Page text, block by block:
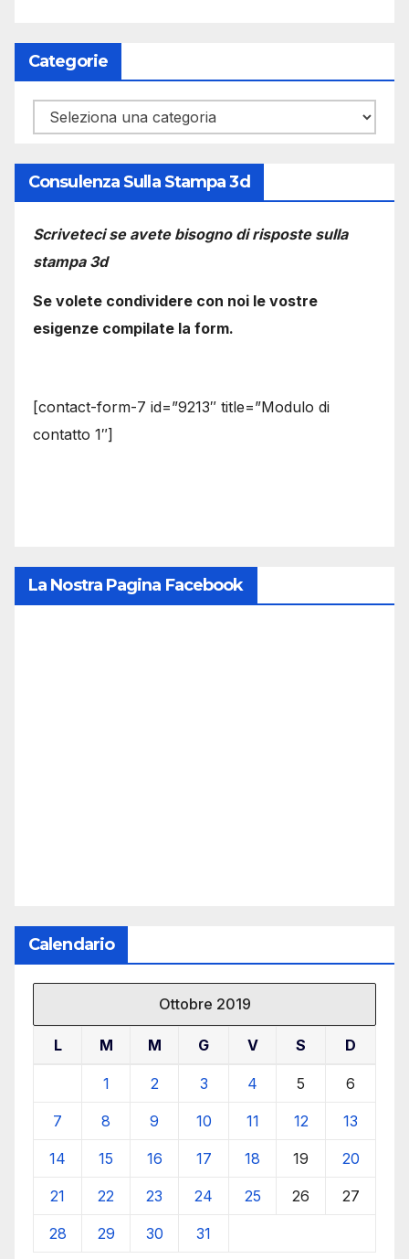
Categorie
Categorie
Consulenza Sulla Stampa 3d
Scriveteci se avete bisogno di risposte sulla
stampa 3d
Se volete condividere con noi le vostre
esigenze compilate la form.
[contact-form-7 id=”9213″ title=”Modulo di
contatto 1″]
La Nostra Pagina Facebook
Calendario
Ottobre 2019
L M M G V S D
1 2 3 4 5 6
7 8 9 10 11 12 13
14 15 16 17 18 19 20
21 22 23 24 25 26 27
28 29 30 31